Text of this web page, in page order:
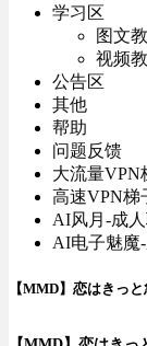
学习区
图文
视频
公告区
其他
帮助
问题反馈
大流量VPN
高速VPN梯
AI风月-成
AI电子魅魔
【MMD】恋はきっ